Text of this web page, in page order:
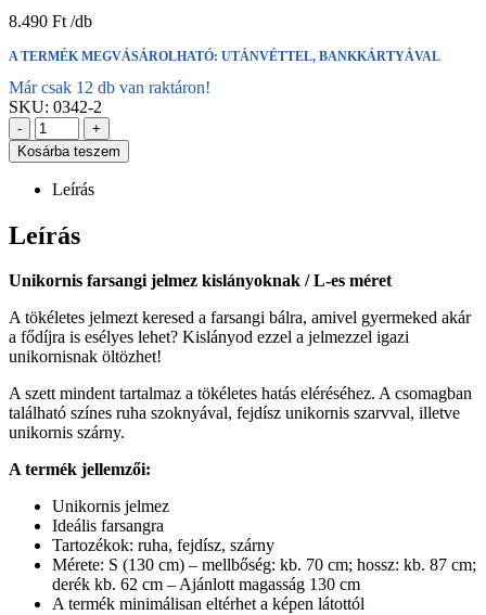
8.490 Ft
A TERMÉK MEGVÁSÁROLHATÓ: UTÁNVÉTTEL, BANKKÁRTYÁVAL
Már csak 12 db van raktáron!
SKU: 0342-2
-
+
Kosárba teszem
Leírás
Leírás
Unikornis farsangi jelmez kislányoknak / L-es méret
A tökéletes jelmezt keresed a farsangi bálra, amivel gyermeked akár
a fődíjra is esélyes lehet? Kislányod ezzel a jelmezzel igazi
unikornisnak öltözhet!
A szett mindent tartalmaz a tökéletes hatás eléréséhez. A csomagban
található színes ruha szoknyával, fejdísz unikornis szarvval, illetve
unikornis szárny.
A termék jellemzői:
Unikornis jelmez
Ideális farsangra
Tartozékok: ruha, fejdísz, szárny
Mérete: S (130 cm) – mellbőség: kb. 70 cm; hossz: kb. 87 cm;
derék kb. 62 cm – Ajánlott magasság 130 cm
A termék minimálisan eltérhet a képen látottól